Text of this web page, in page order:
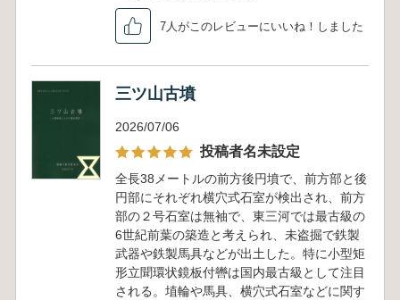
7人がこのレビューにいいね！しました
三ツ山古墳
2026/07/06
投稿者名未設定
全長38メートルの前方後円墳で、前方部と後
円部にそれぞれ横穴式石室が検出され、前方
部の２号石室は無袖で、東三河では最古級の
6世紀前葉の築造と考えられ、未盗掘で鉄製
武器や鉄製馬具などが出土した。特に小型矩
形立聞環状鏡板付轡は国内最古級として注目
される。埴輪や馬具、横穴式石室などに関す